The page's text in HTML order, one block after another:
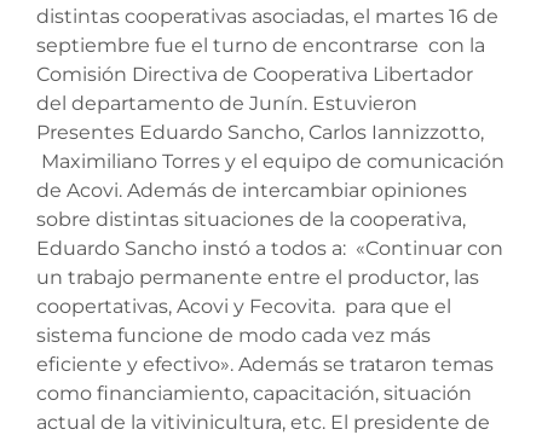
distintas cooperativas asociadas, el martes 16 de
septiembre fue el turno de encontrarse con la
Comisión Directiva de Cooperativa Libertador
del departamento de Junín. Estuvieron
Presentes Eduardo Sancho, Carlos Iannizzotto,
Maximiliano Torres y el equipo de comunicación
de Acovi. Además de intercambiar opiniones
sobre distintas situaciones de la cooperativa,
Eduardo Sancho instó a todos a: «Continuar con
un trabajo permanente entre el productor, las
coopertativas, Acovi y Fecovita. para que el
sistema funcione de modo cada vez más
eficiente y efectivo». Además se trataron temas
como financiamiento, capacitación, situación
actual de la vitivinicultura, etc. El presidente de